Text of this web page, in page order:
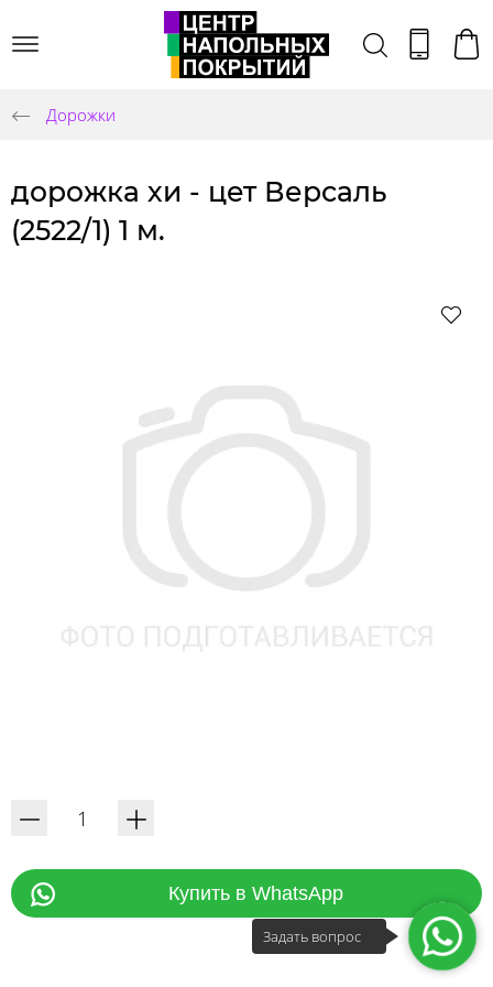
Дорожки
дорожка хи - цет Версаль
(2522/1) 1 м.
Купить в WhatsApp
Задать вопрос